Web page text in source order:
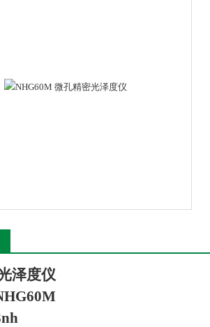
泽度仪
HG60M